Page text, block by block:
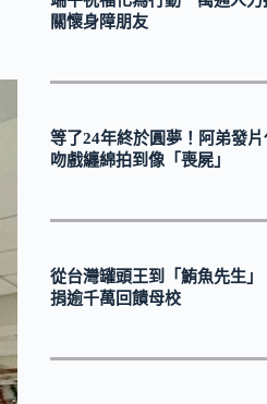
關懷身障朋友
等了24年終於圓夢！阿弟發
吻戲纏綿拍到像「喪屍」
從台灣罐頭王到「鮪魚先生
捐逾千萬回饋母校